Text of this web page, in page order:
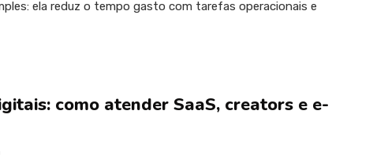
ela reduz o tempo gasto com tarefas operacionais e
como atender SaaS, creators e e-